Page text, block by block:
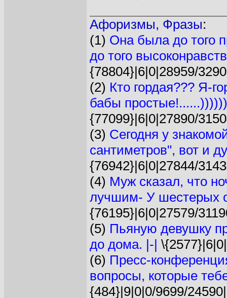
Афоризмы, Фразы:
(1) Она была до того
до того
{78804}|6|0|28959/
(2) Кто гордая??? Я-
бабы
{77099}|6|0|27890/
(3) Сегодня у
сантиметров", вот и
{76942}|6|0|27844/
(4) Муж сказал, что
лучшим- У шестерых
{76195}|6|0|27579/
(5) Пьяную девушку
до дома. |-|
(6) Пресс-
вопросы, которые
{484}|9|0|0/9699/24590|